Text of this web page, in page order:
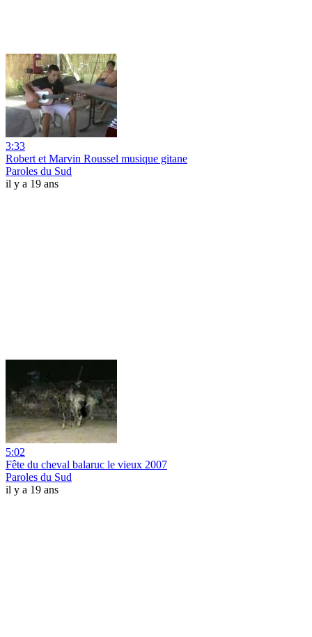
3:33
Robert et Marvin Roussel musique gitane
Paroles du Sud
il y a 19 ans
5:02
Fête du cheval balaruc le vieux 2007
Paroles du Sud
il y a 19 ans